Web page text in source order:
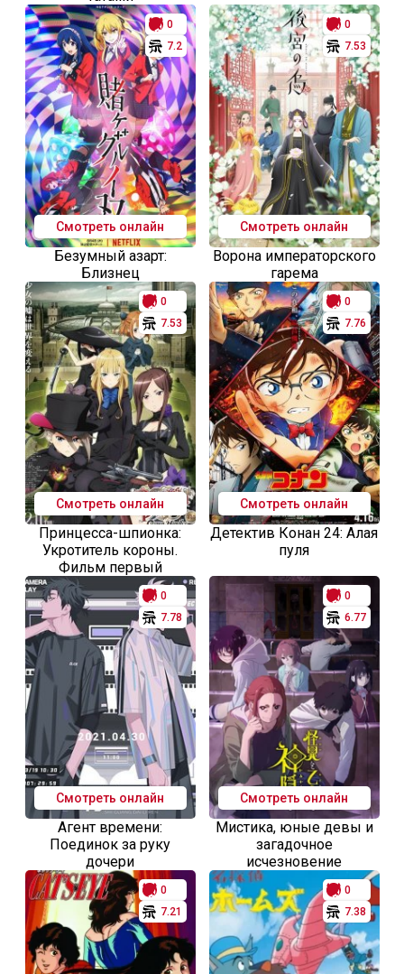
0
7.2
Смотреть онлайн
Безумный азарт:
Близнец
0
7.53
Смотреть онлайн
Ворона императорского
гарема
0
7.53
Смотреть онлайн
Принцесса-шпионка:
Укротитель короны.
Фильм первый
0
7.76
Смотреть онлайн
Детектив Конан 24: Алая
пуля
0
7.78
Смотреть онлайн
Агент времени:
Поединок за руку
дочери
0
6.77
Смотреть онлайн
Мистика, юные девы и
загадочное
исчезновение
0
7.21
0
7.38